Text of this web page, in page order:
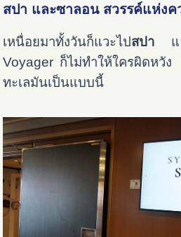
สปา และซาลอน สวรรค์แห่งค
เหนื่อยมาทั้งวันก็แวะไปสปา แ
Voyager ก็ไม่ทำให้ใครผิดหวัง
ทะเลมันเป็นแบบนี้